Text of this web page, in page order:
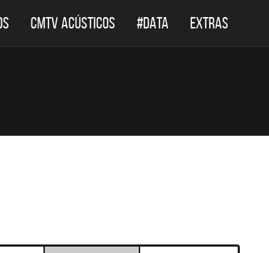
CMTV ACÚSTICOS #DATA EXTRAS